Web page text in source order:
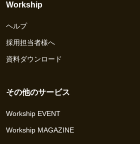
Workship
ヘルプ
採用担当者様へ
資料ダウンロード
その他のサービス
Workship EVENT
Workship MAGAZINE